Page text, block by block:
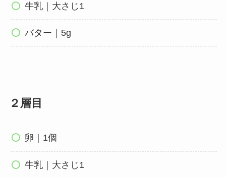
牛乳｜大さじ1
バター｜5g
２層目
卵｜1個
牛乳｜大さじ1